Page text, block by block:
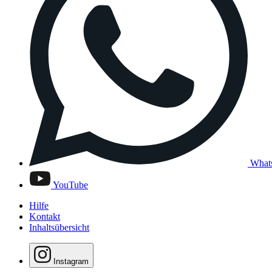
YouTube
Hilfe
Kontakt
Inhaltsübersicht
Instagram